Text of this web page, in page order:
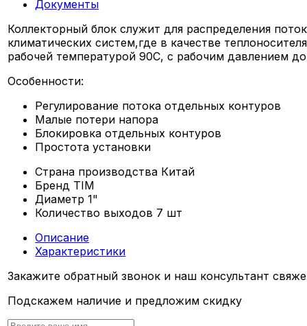
Документы
Коллекторный блок служит для распределения
климатических систем,где в качестве
рабочей температурой 90С, с рабочим давлением до
Особенности:
Регулирование потока отдельных контуров
Малые потери напора
Блокировка отдельных контуров
Простота установки
Страна производства Китай
Бренд TIM
Диаметр 1"
Количество выходов 7 шт
Описание
Характеристики
Закажите обратный звонок и наш консультант
Подскажем наличие и предложим скидку